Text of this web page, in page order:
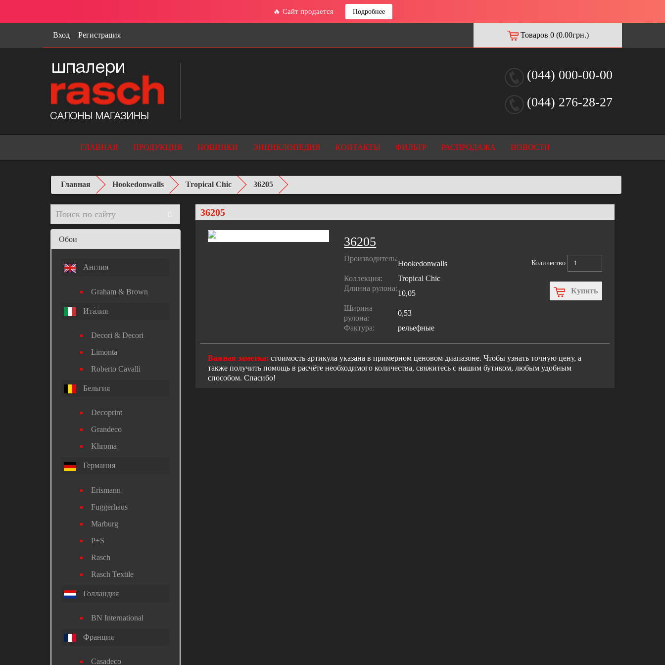
🔥 Сайт продается Подробнее
Вход Регистрация Товаров 0 (0.00грн.)
(044) 000-00-00
(044) 276-28-27
ГЛАВНАЯ ПРОДУКЦИЯ НОВИНКИ ЭНЦИКЛОПЕДИЯ КОНТАКТЫ ФИЛЬТР РАСПРОДАЖА НОВОСТИ
Главная Hookedonwalls Tropical Chic 36205
Обои
Англия
Graham & Brown
Ита́лия
Decori & Decori
Limonta
Roberto Cavalli
Бельгия
Decoprint
Grandeco
Khroma
Германия
Erismann
Fuggerhaus
Marburg
P+S
Rasch
Rasch Textile
Голландия
BN International
Франция
Casadeco
36205
36205
Производитель:
Hookedonwalls
Коллекция:
Tropical Chic
Длинна рулона:
10,05
Ширина
рулона:
0,53
Фактура:
рельефные
Количество
Купить
Важная заметка: стоимость артикула указана в примерном ценовом диапазоне. Чтобы узнать точную цену, а
также получить помощь в расчёте необходимого количества, свяжитесь с нашим бутиком, любым удобным
способом. Спасибо!